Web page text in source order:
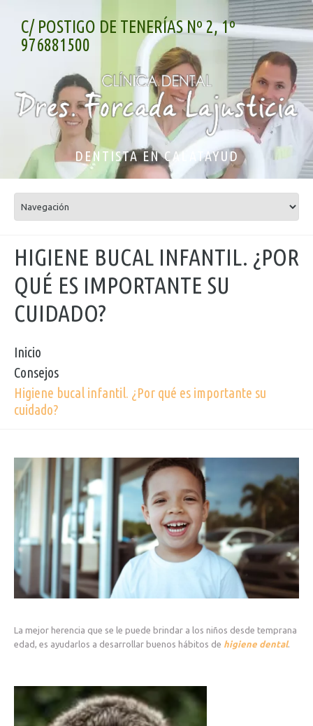
C/ POSTIGO DE TENERÍAS Nº 2, 1º
976881500
DENTISTA EN CALATAYUD
HIGIENE BUCAL INFANTIL. ¿POR
QUÉ ES IMPORTANTE SU
CUIDADO?
Inicio
Consejos
Higiene bucal infantil. ¿Por qué es importante su
cuidado?
La mejor herencia que se le puede brindar a los niños desde temprana
edad, es ayudarlos a desarrollar buenos hábitos de higiene dental.